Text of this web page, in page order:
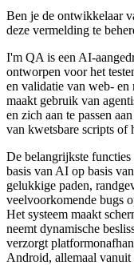
Ben je de ontwikkelaar
deze vermelding te
I'm QA is een AI-
ontworpen voor het
en validatie van web-
maakt gebruik van
en zich aan te passen
van kwetsbare scripts of
De belangrijkste functies
basis van AI op basis
gelukkige paden,
veelvoorkomende bugs
Het systeem maakt
neemt dynamische
verzorgt
Android, allemaal vanuit